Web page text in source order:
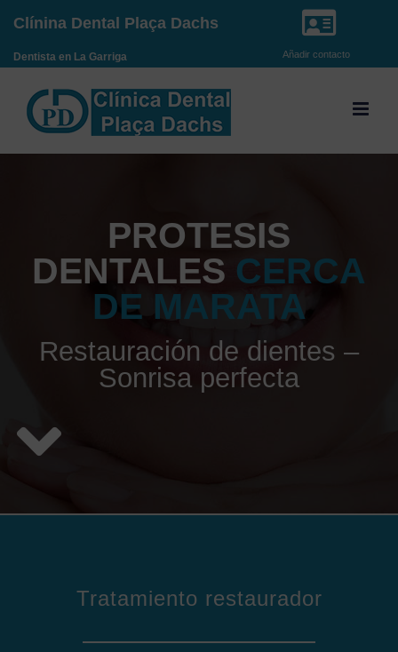
Saltar
Clínina Dental Plaça Dachs
Dentista en La Garriga Añadir contacto
PROTESIS
DENTALES CERCA
DE MARATA
Restauración de dientes –
Sonrisa perfecta
Tratamiento restaurador